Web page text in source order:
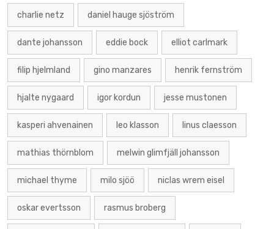
charlie netz daniel hauge sjöström
dante johansson eddie bock elliot carlmark
filip hjelmland gino manzares henrik fernström
hjalte nygaard igor kordun jesse mustonen
kasperi ahvenainen leo klasson linus claesson
mathias thörnblom melwin glimfjäll johansson
michael thyme milo sjöö niclas wrem eisel
oskar evertsson rasmus broberg